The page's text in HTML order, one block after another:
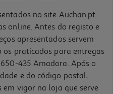
no site Auchan.pt
online. Antes do registo e
apresentados servem
os praticados para entregas
435 Amadora. Após o
e do código postal,
em vigor na loja que serve